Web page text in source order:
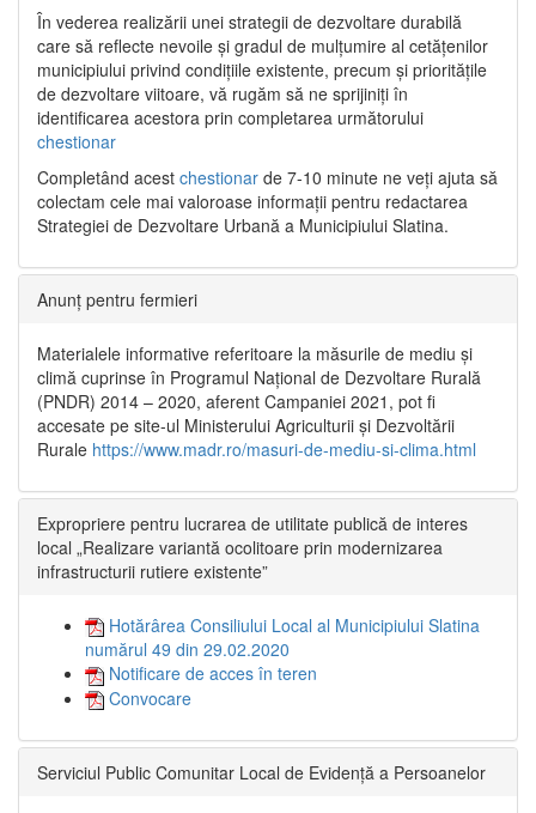
În vederea realizării unei strategii de dezvoltare durabilă
care să reflecte nevoile și gradul de mulțumire al cetățenilor
municipiului privind condițiile existente, precum și prioritățile
de dezvoltare viitoare, vă rugăm să ne sprijiniți în
identificarea acestora prin completarea următorului
chestionar
Completând acest chestionar de 7-10 minute ne veți ajuta să
colectam cele mai valoroase informații pentru redactarea
Strategiei de Dezvoltare Urbană a Municipiului Slatina.
Anunț pentru fermieri
Materialele informative referitoare la măsurile de mediu și
climă cuprinse în Programul Național de Dezvoltare Rurală
(PNDR) 2014 – 2020, aferent Campaniei 2021, pot fi
accesate pe site-ul Ministerului Agriculturii și Dezvoltării
Rurale https://www.madr.ro/masuri-de-mediu-si-clima.html
Expropriere pentru lucrarea de utilitate publică de interes
local „Realizare variantă ocolitoare prin modernizarea
infrastructurii rutiere existente”
Hotărârea Consiliului Local al Municipiului Slatina
numărul 49 din 29.02.2020
Notificare de acces în teren
Convocare
Serviciul Public Comunitar Local de Evidență a Persoanelor